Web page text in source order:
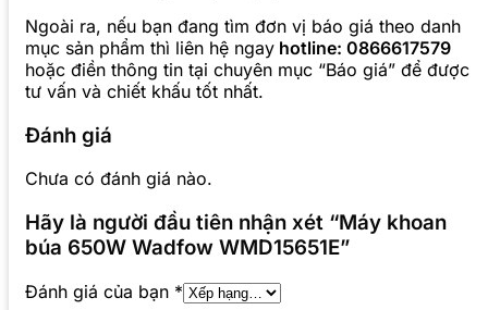
Ngoài ra, nếu bạn đang tìm đơn vị báo giá theo danh
mục sản phẩm thì liên hệ ngay hotline: 0866617579
hoặc điền thông tin tại chuyên mục “Báo giá” để được
tư vấn và chiết khấu tốt nhất.
Đánh giá
Chưa có đánh giá nào.
Hãy là người đầu tiên nhận xét “Máy khoan
búa 650W Wadfow WMD15651E”
Đánh giá của bạn *